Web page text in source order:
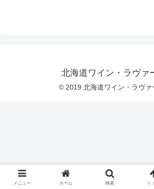
北海道ワイン・ラヴァ
© 2019 北海道ワイン・ラヴァ
メニュー ホーム 検索 ト